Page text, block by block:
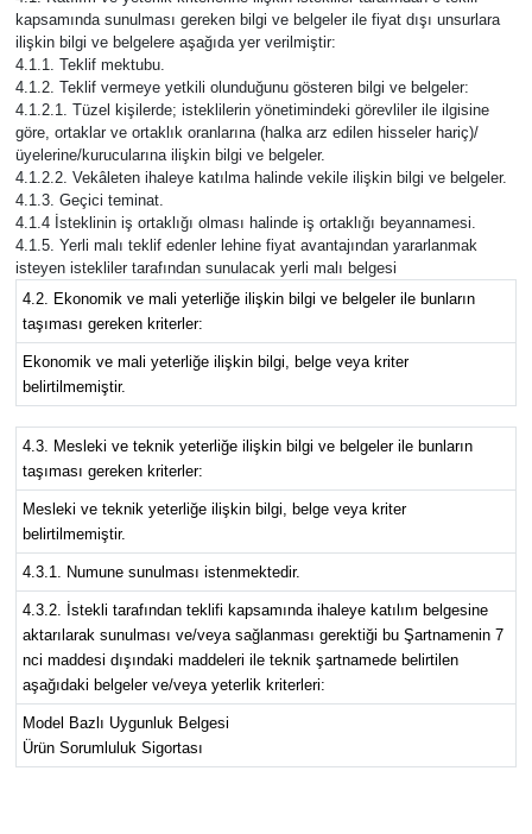
kapsamında sunulması gereken bilgi ve belgeler ile fiyat dışı unsurlara
ilişkin bilgi ve belgelere aşağıda yer verilmiştir:
4.1.1. Teklif mektubu.
4.1.2. Teklif vermeye yetkili olunduğunu gösteren bilgi ve belgeler:
4.1.2.1. Tüzel kişilerde; isteklilerin yönetimindeki görevliler ile ilgisine
göre, ortaklar ve ortaklık oranlarına (halka arz edilen hisseler hariç)/
üyelerine/kurucularına ilişkin bilgi ve belgeler.
4.1.2.2. Vekâleten ihaleye katılma halinde vekile ilişkin bilgi ve belgeler.
4.1.3. Geçici teminat.
4.1.4 İsteklinin iş ortaklığı olması halinde iş ortaklığı beyannamesi.
4.1.5. Yerli malı teklif edenler lehine fiyat avantajından yararlanmak
isteyen istekliler tarafından sunulacak yerli malı belgesi
4.2. Ekonomik ve mali yeterliğe ilişkin bilgi ve belgeler ile bunların
taşıması gereken kriterler:
Ekonomik ve mali yeterliğe ilişkin bilgi, belge veya kriter
belirtilmemiştir.
4.3. Mesleki ve teknik yeterliğe ilişkin bilgi ve belgeler ile bunların
taşıması gereken kriterler:
Mesleki ve teknik yeterliğe ilişkin bilgi, belge veya kriter
belirtilmemiştir.
4.3.1. Numune sunulması istenmektedir.
4.3.2. İstekli tarafından teklifi kapsamında ihaleye katılım belgesine
aktarılarak sunulması ve/veya sağlanması gerektiği bu Şartnamenin 7
nci maddesi dışındaki maddeleri ile teknik şartnamede belirtilen
aşağıdaki belgeler ve/veya yeterlik kriterleri:
Model Bazlı Uygunluk Belgesi
Ürün Sorumluluk Sigortası